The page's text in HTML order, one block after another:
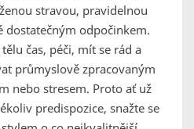
stravou, pravidelnou
dostatečným odpočinkem.
čas, péči, mít se rád a
průmyslově zpracovaným
nebo stresem. Proto ať už
predispozice, snažte se